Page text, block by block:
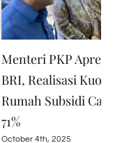
Dukung
Perumahan,
KPR Subsidi
T
2026